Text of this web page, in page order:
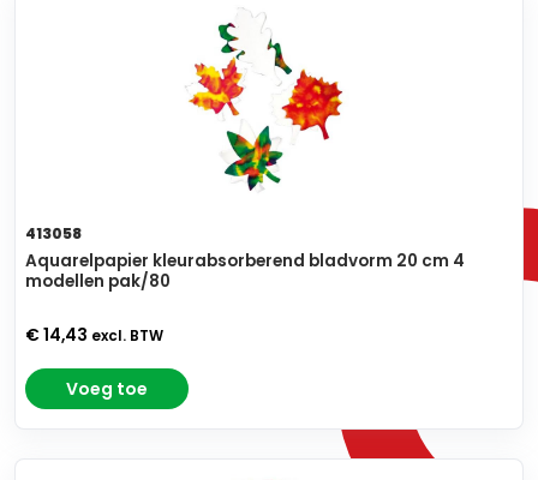
413058
Aquarelpapier kleurabsorberend bladvorm 20 cm 4
modellen pak/80
€ 14,43 excl. BTW
Voeg toe